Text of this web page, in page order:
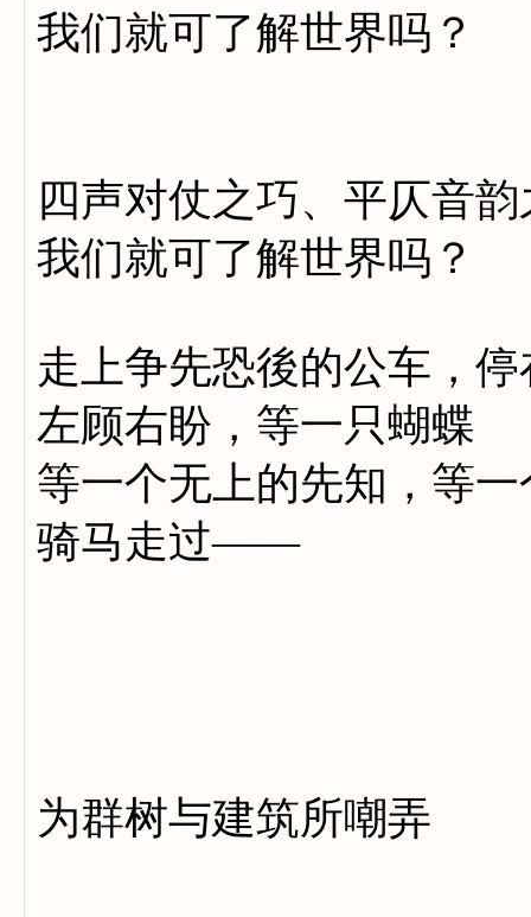
我们就可了解世界吗？
四声对仗之巧、平仄音
我们就可了解世界吗？
走上争先恐後的公车，
左顾右盼，等一只蝴蝶
等一个无上的先知，等
骑马走过——
为群树与建筑所嘲弄